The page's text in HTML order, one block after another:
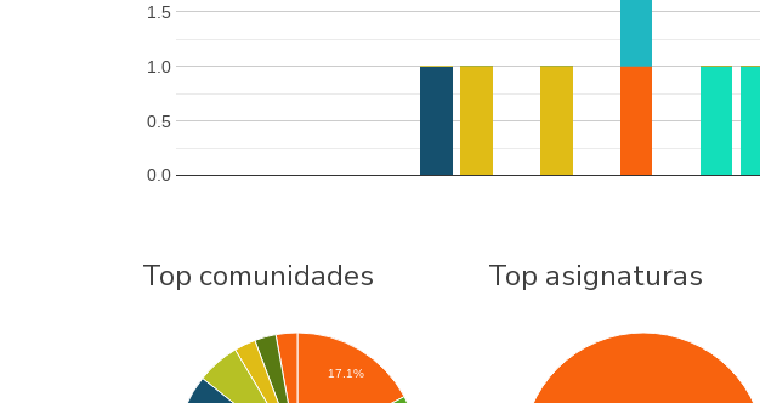
0.0
0.5
1.0
1.5
Top comunidades
17.1%
Top asignaturas